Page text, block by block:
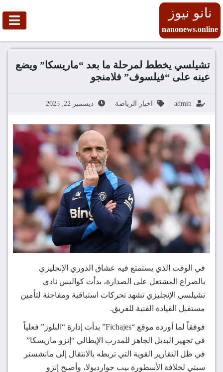
نانو نيوز
nanonews.online
تشيلسي يخطط لمرحلة ما بعد “ماريسكا” ويضع
عينه على “فيلسوف” فلامنجو
admin اخبار الرياضة ديسمبر 22, 2025
في الوقت الذي يستمتع فيه عشاق الدوري الإنجليزي
بالصراع المشتعل على الصدارة، بدأت كواليس نادي
تشيلسي الإنجليزي تشهد تحركات استباقية ومفاجئة لتأمين
مستقبل القيادة الفنية للفريق.
فوفقاً لما أورده موقع “Fichajes” بدأت إدارة “البلوز” فعلياً
في تجهيز البديل الجاهز للمدرب الإيطالي “إنزو ماريسكا”
في ظل التقارير القوية التي تربطه بالانتقال إلى مانشستر
سيتي لخلافة الأسطورة بيب جوارديولا، وأصبح إنزو